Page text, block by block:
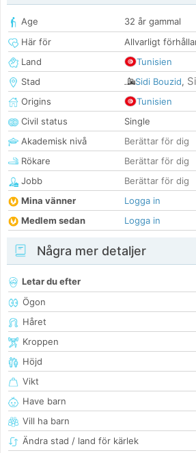
Age
32 år gammal
Här för
Allvarligt
Land
Tunisien
Stad
Sidi Bouzid,
Origins
Tunisien
Civil status
Single
Akademisk nivå
Berättar för dig
Rökare
Berättar för dig
Jobb
Berättar för dig
Mina vänner
Logga in
Medlem sedan
Logga in
Några mer detaljer
Letar du efter
Ögon
Håret
Kroppen
Höjd
Vikt
Have barn
Vill ha barn
Ändra stad / land för kärlek